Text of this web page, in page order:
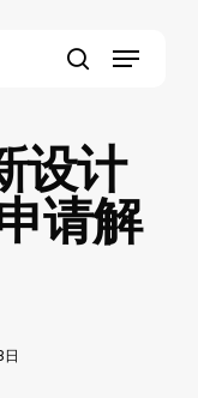
Menu
设计
请解